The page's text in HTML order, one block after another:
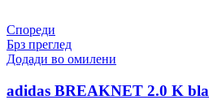
Спореди
Брз преглед
Додади во омилени
adidas BREAKNET 2.0 K